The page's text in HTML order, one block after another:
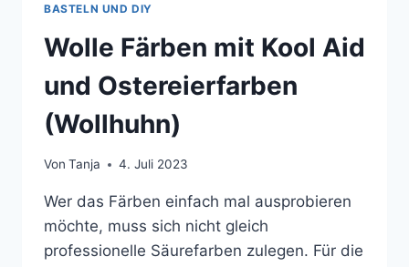
BASTELN UND DIY
Wolle Färben mit Kool Aid
und Ostereierfarben
(Wollhuhn)
Von Tanja 4. Juli 2023
Wer das Färben einfach mal ausprobieren
möchte, muss sich nicht gleich
professionelle Säurefarben zulegen. Für die